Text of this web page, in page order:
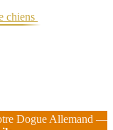
chiens
Dogue Allemand —